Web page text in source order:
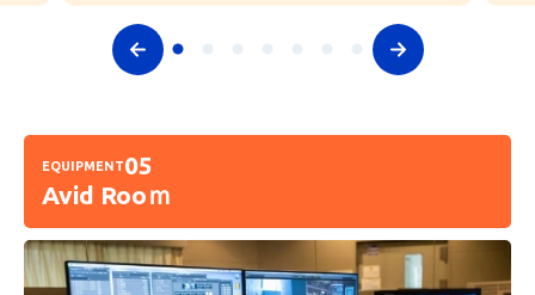
EQUIPMENT05
Avid Rooｍ